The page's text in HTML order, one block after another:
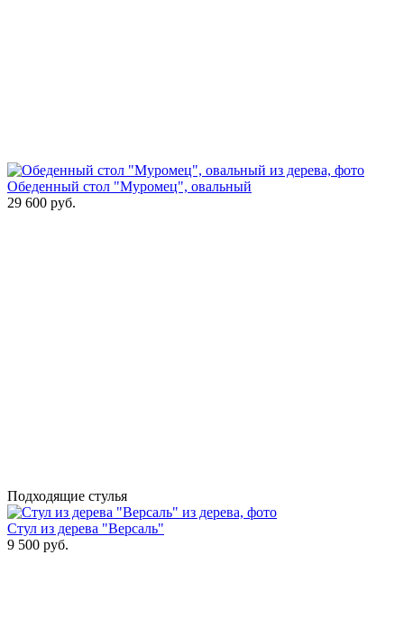
Обеденный стол "Муромец", овальный
29 600 руб.
Подходящие стулья
Стул из дерева "Версаль"
9 500 руб.